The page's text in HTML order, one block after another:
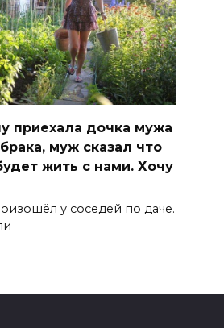
приехала дочка мужа
муж сказал что
жить с нами. Хочу
у соседей по даче.